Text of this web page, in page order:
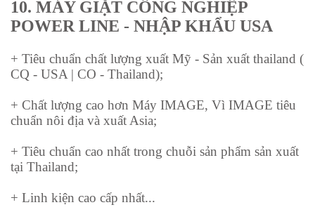
10. MÁY GIẶT CÔNG NGHIỆP
POWER LINE - NHẬP KHẨU USA
+ Tiêu chuẩn chất lượng xuất Mỹ - Sản xuất thailand (
CQ - USA | CO - Thailand);
+ Chất lượng cao hơn Máy IMAGE, Vì IMAGE tiêu
chuẩn nôi địa và xuất Asia;
+ Tiêu chuẩn cao nhất trong chuỗi sản phẩm sản xuất
tại Thailand;
+ Linh kiện cao cấp nhất...